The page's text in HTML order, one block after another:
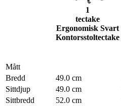
1
tectake
Ergonomisk Svart
Kontorsstoltectake
Mått
Bredd
49.0 cm
Sittdjup
49.0 cm
Sittbredd
52.0 cm